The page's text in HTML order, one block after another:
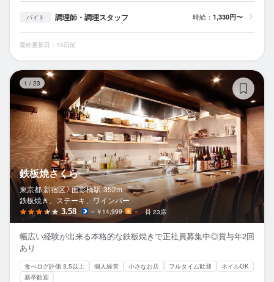
バイト 調理師・調理スタッフ 時給： 1,330円〜
最終更新日：15日前
1 / 23
鉄板焼さくら
東京都 新宿区 / 面影橋駅 352m
鉄板焼き、ステーキ、ワインバー
3.58 ～￥14,999 － 23席
幅広い経験が出来る本格的な鉄板焼きで正社員募集中◎賞与年2回
あり
食べログ評価 3.5以上 個人経営 小さなお店 フルタイム歓迎
ネイルOK
新卒歓迎